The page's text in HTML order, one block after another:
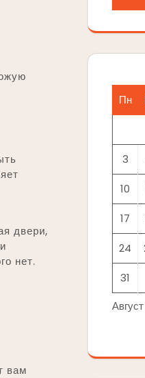
двери,
нет.
вам
Пн
3
10
17
24
31